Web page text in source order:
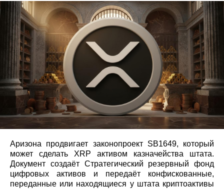
Аризона продвигает законопроект SB1649, который
может сделать XRP активом казначейства штата.
Документ создаёт Стратегический резервный фонд
цифровых активов и передаёт конфискованные,
переданные или находящиеся у штата криптоактивы